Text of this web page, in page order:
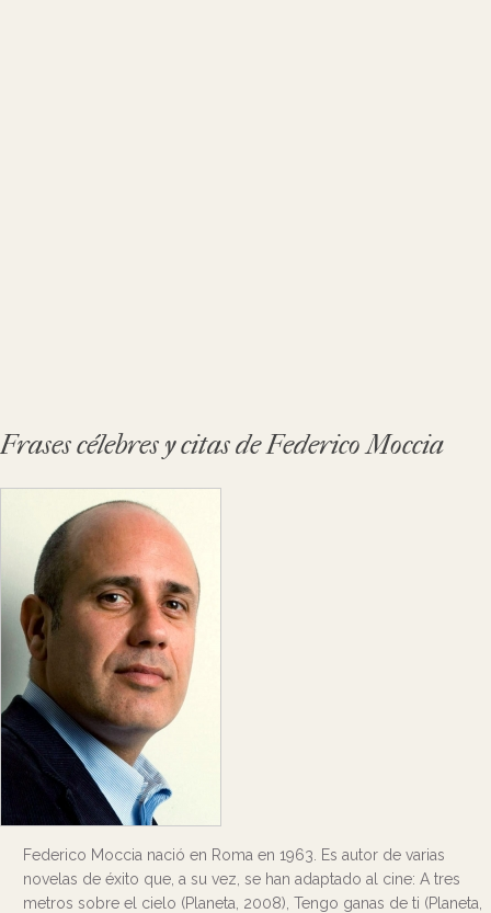
Frases célebres y citas de Federico Moccia
Federico Moccia nació en Roma en 1963. Es autor de varias
novelas de éxito que, a su vez, se han adaptado al cine: A tres
metros sobre el cielo (Planeta, 2008), Tengo ganas de ti (Planeta,